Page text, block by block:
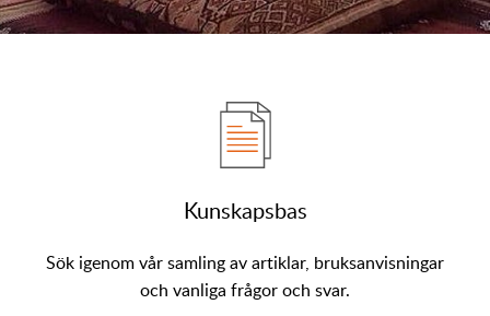
Kunskapsbas
Sök igenom vår samling av artiklar, bruksanvisningar
och vanliga frågor och svar.